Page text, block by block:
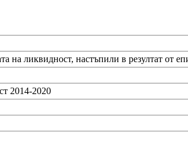
на ликвидност, настъпили в резултат от
2014-2020